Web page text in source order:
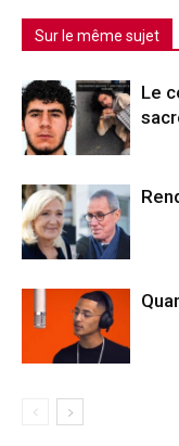
Sur le même sujet
Le